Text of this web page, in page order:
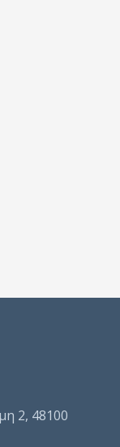
2, 48100